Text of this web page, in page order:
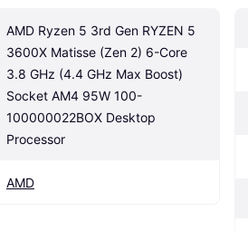
AMD Ryzen 5 3rd Gen RYZEN 5
3600X Matisse (Zen 2) 6-Core
3.8 GHz (4.4 GHz Max Boost)
Socket AM4 95W 100-
100000022BOX Desktop
Processor
AMD